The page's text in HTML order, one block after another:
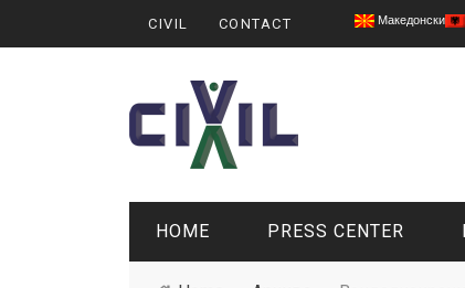
CIVIL CONTACT Македонски
HOME PRESS CENTER